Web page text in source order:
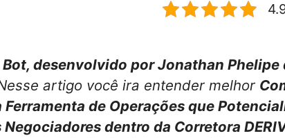
Bot, desenvolvido por Jonathan Phelipe
artigo você ira entender melhor
Ferramenta de Operações que
Negociadores dentro da Corretora